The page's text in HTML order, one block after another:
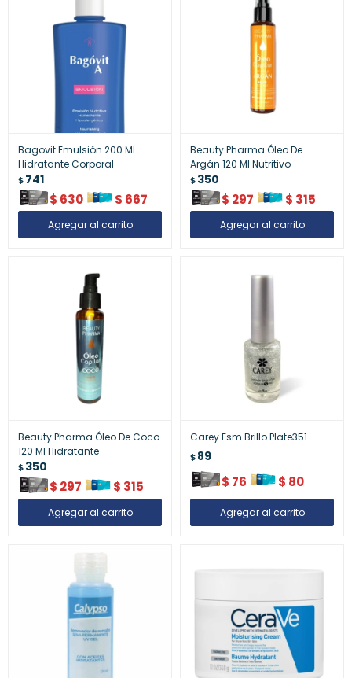
Bagovit Emulsión 200 Ml
Hidratante Corporal
$741
$ 630 $ 667
Beauty Pharma Óleo De
Argán 120 Ml Nutritivo
$350
$ 297 $ 315
Beauty Pharma Óleo De Coco
120 Ml Hidratante
$350
$ 297 $ 315
Carey Esm.Brillo Plate351
$89
$ 76 $ 80